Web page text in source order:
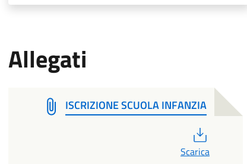
Allegati
ISCRIZIONE SCUOLA INFANZIA
Scarica